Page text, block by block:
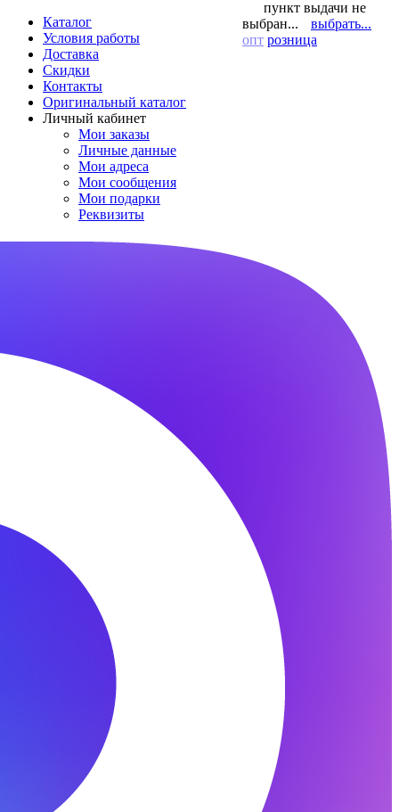
Каталог
Условия работы
Доставка
Скидки
Контакты
Оригинальный каталог
Личный кабинет
Мои заказы
Личные данные
Мои адреса
Мои сообщения
Мои подарки
Реквизиты
пункт выдачи не
выбран...
выбрать...
опт розница